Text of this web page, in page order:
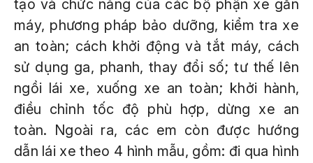
tạo và chức năng của các bộ phận xe gắn
máy, phương pháp bảo dưỡng, kiểm tra xe
an toàn; cách khởi động và tắt máy, cách
sử dụng ga, phanh, thay đổi số; tư thế lên
ngồi lái xe, xuống xe an toàn; khởi hành,
điều chỉnh tốc độ phù hợp, dừng xe an
toàn. Ngoài ra, các em còn được hướng
dẫn lái xe theo 4 hình mẫu, gồm: đi qua hình